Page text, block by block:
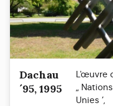
Dachau
´95, 1995
L'œuvre
„ Nations
Unies ’,